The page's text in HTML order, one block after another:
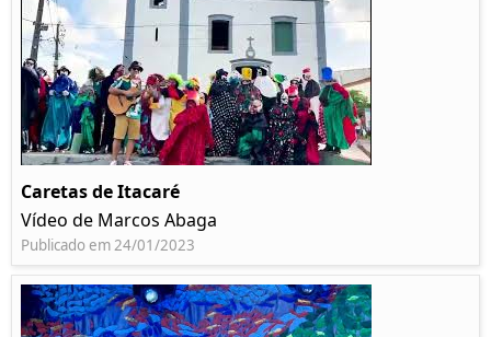
Caretas de Itacaré
Vídeo de Marcos Abaga
Publicado em 24/01/2023